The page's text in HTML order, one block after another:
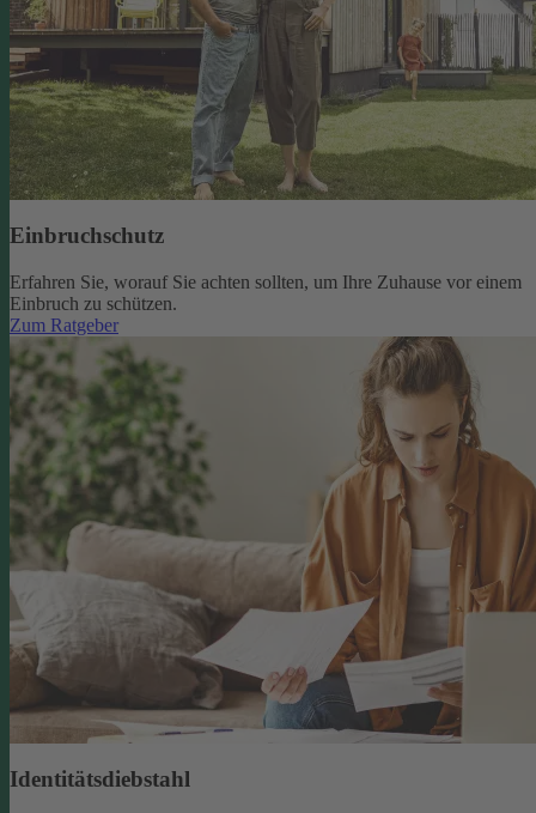
Einbruchschutz
Erfahren Sie, worauf Sie achten sollten, um Ihre Zuhause vor einem
Einbruch zu schützen.
Zum Ratgeber
Identitätsdiebstahl